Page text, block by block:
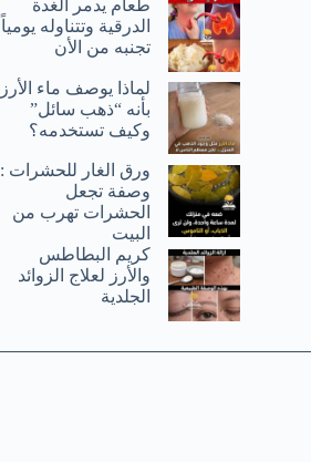
طعام يدمر الغدة
الدرقية وتتناوله يومياً
تجنبه من الأن
لماذا يوصف ماء الأرز
بأنه “ذهب سائل”
وكيف تستخدمه؟
ورق الغار للحشرات :
وصفة تجعل
الحشرات تهرب من
البيت
كريم البطاطس
والأرز لعلاج الزوائد
الجلدية